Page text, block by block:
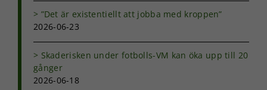
”Det är existentiellt att jobba med kroppen”
2026-06-23
Skaderisken under fotbolls-VM kan öka upp till 20
gånger
2026-06-18